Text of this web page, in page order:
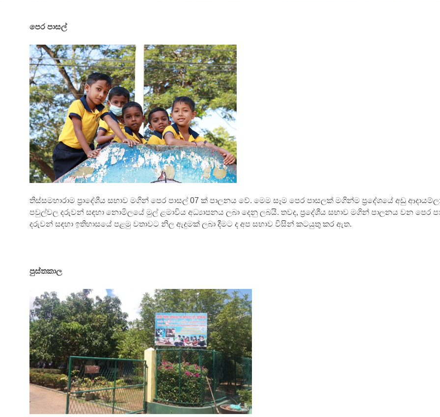
පෙර පාසල්
තිස්සමහාරාම ප්‍රාදේශීය සභාව මගින් පෙර පාසල් 07 ක් පාලනය වේ. මෙම සෑම පෙර පාසලක් මගින්ම ප්‍රදේශයේ අඩු
පවුල්වල දරුවන් සඳහා නොමිලයේ මුල් ළමාවිය අධ්‍යාපනය ලබා දෙනු ලබයි. තවද, ප්‍රදේශීය සභාව මගින් පාලනය වන පෙර
දරුවන් සඳහා ඉතිහාසයේ පළමු වතාවට නිල ඇදුමක් ලබා දීමට ද අප සභාව විසින් කටයුතු කර ඇත.
පුස්තකාල